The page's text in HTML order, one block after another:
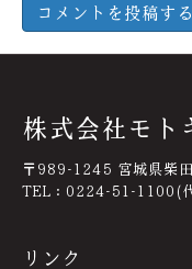
株式会社モト
〒989-1245 宮城県柴
TEL：0224-51-
リンク